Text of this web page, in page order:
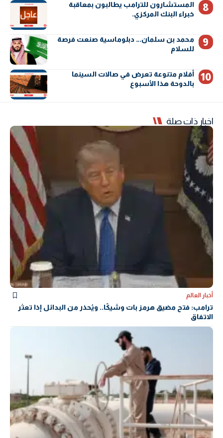
المستشارون للترامب يطالبون بمعاقبة
خبراء البنك المركزي.
محمد بن سلمان… دبلوماسية صنعت فرصة
للسلام
أفلام متنوعة تعرض في صالات السينما
بالدوحة هذا الأسبوع
اخبار ذات صلة
أخبار العالم
ترامب: فتح مضيق هرمز بات وشيكًا.. ويُحذر من البدائل إذا تعثر
الاتفاق